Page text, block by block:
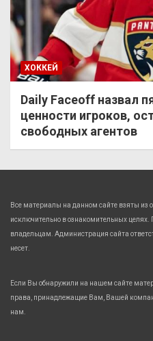
ХОККЕЙ
Daily Faceoff назвал
ценности игроков,
свободных агентов
Все материалы на данном сайте взяты из
исключительно в ознакомительных
владельцам. Администрация сайта
несет.
Если Вы обнаружили на нашем сайте
права, принадлежащие Вам, Вашей
нам.